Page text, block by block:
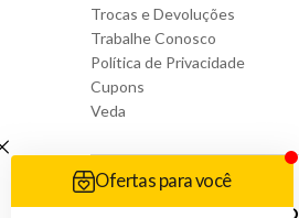
Trocas e Devoluções
Trabalhe Conosco
Política de Privacidade
Cupons
Veda
FORMAS DE PAGAMENTO